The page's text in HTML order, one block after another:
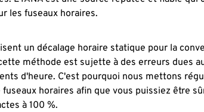
les fuseaux horaires.
un décalage horaire statique pour la
méthode est sujette à des erreurs dues
d'heure. C'est pourquoi nous mettons
horaires afin que vous puissiez être
à 100 %.